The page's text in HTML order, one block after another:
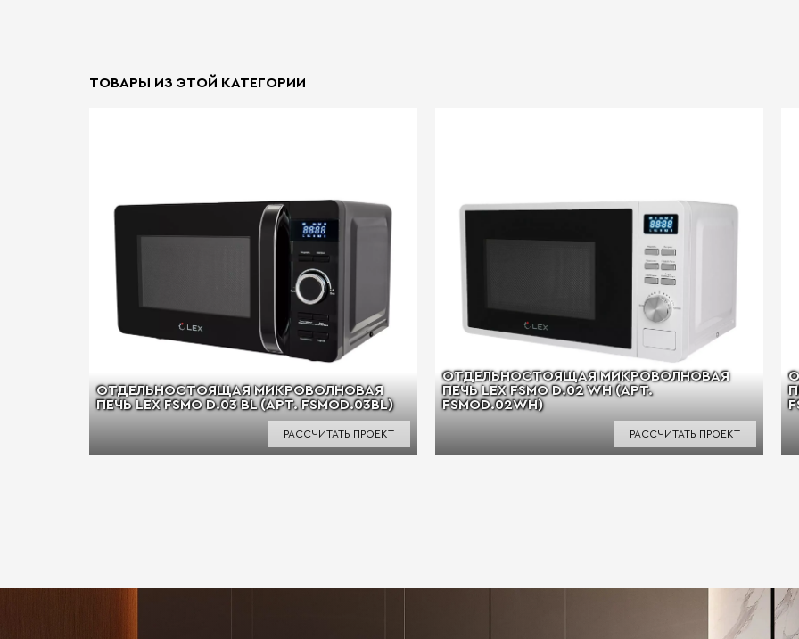
ТОВАРЫ ИЗ ЭТОЙ КАТЕГОРИИ
ОТДЕЛЬНОСТОЯЩАЯ МИКРОВОЛНОВАЯ
ПЕЧЬ LEX FSMO D.03 BL (АРТ. FSMOD.03BL)
РАССЧИТАТЬ ПРОЕКТ
ОТДЕЛЬНОСТОЯЩАЯ МИКРОВОЛНОВАЯ
ПЕЧЬ LEX FSMO D.02 WH (АРТ.
FSMOD.02WH)
РАССЧИТАТЬ ПРОЕКТ